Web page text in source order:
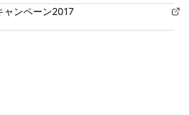
ャンペーン2017